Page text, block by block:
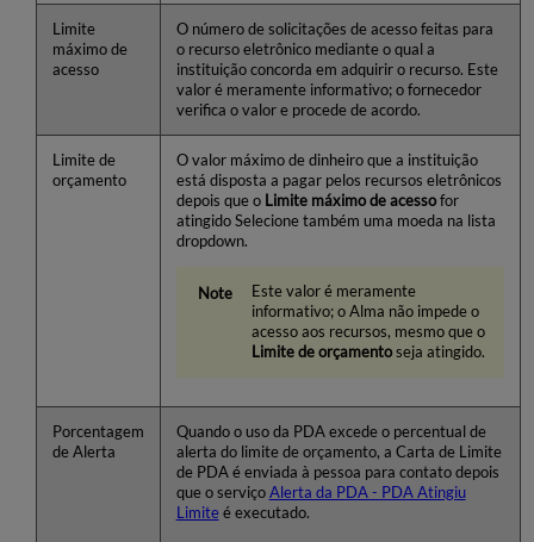
Limite
máximo de
acesso
O número de solicitações de acesso feitas para
o recurso eletrônico mediante o qual a
instituição concorda em adquirir o recurso. Este
valor é meramente informativo; o fornecedor
verifica o valor e procede de acordo.
Limite de
orçamento
O valor máximo de dinheiro que a instituição
está disposta a pagar pelos recursos eletrônicos
depois que o Limite máximo de acessofor
atingido Selecione também uma moeda na lista
dropdown.
Este valor é meramente
informativo; o Alma não impede o
acesso aos recursos, mesmo que o
Limite de orçamentoseja atingido.
Porcentagem
de Alerta
Quando o uso da PDA excede o percentual de
alerta do limite de orçamento, a Carta de Limite
de PDA é enviada à pessoa para contato depois
que o serviço Alerta da PDA - PDA Atingiu
Limiteé executado.